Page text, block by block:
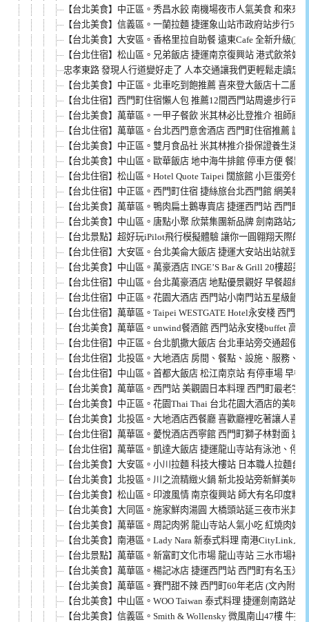
【台北美食】中正區。秀昌水餃 南機場夜市人氣美食 和來來
【台北美食】信義區。一蘭拉麵 捷運象山站市政府站步行5分
【台北美食】大安區。香格里拉自助餐 遠東Cafe 全新升級(文
【台北住宿】松山區。兄弟飯店 捷運南京復興站 港式飲茶好
忠孝東路 發現人行道變好走了 人本交通讓我們更輕鬆走讀忠
【台北美食】中正區。北車吃到飽推薦 喜來登大飯店十二廚
【台北住宿】西門町住宿懶人包 推薦12間西門站周邊步行可
【台北美食】萬華區。一甲子餐飲 米其林必比登推介 祖師廟
【台北住宿】萬華區。台北西門意舍酒店 西門町住宿推薦 誠
【台北美食】中正區。雙月食品社 米其林推介掛保證養生湯
【台北美食】中山區。歐華飯店 地中海牛排館 停車方便 餐點
【台北住宿】松山區。Hotel Quote Taipei 闊旅館 小巨蛋旁住
【台北住宿】中正區。西門町住宿 捷絲旅台北西門館 網美親
【台北美食】萬華區。鴨肉扁土鵝專賣店 捷運西門站 西門町
【台北美食】中山區。唐點小聚 欣葉集團新品牌 劍南路站大
【台北景點】超好玩iPilot飛行模擬體驗 讓你一圓翱翔天際的
【台北住宿】大安區。台北美侖大飯店 捷運大安站出站就到
【台北美食】中山區。萬豪酒店 INGE’S Bar & Grill 20樓超美
【台北住宿】中山區。台北萬豪酒店 地點優景觀好 早餐超級
【台北住宿】中正區。花園大酒店 西門站小南門站五星級飯
【台北住宿】萬華區。Taipei WESTGATE Hotel永安棧 西門
【台北美食】萬華區。unwind餐酒館 西門站永安棧buffet 高
【台北住宿】中正區。台北凱撒大飯店 台北車站旁交通超便
【台北住宿】北投區。大地酒店 房間、餐點、設施、服務、
【台北住宿】中山區。首都大飯店 松江南京站 有停車場 早餐
【台北美食】萬華區。西門站 美觀園日本料理 西門町最老字
【台北美食】中正區。花園Thai Thai 台北花園大酒店的美味
【台北美食】北投區。大地酒店西餐廳 喜歡廳裡吃著讓人喜
【台北住宿】萬華區。薆悅酒店西寧館 西門町獅子林對面 近
【台北住宿】萬華區。凱達大飯店 捷運龍山寺站有泳池、停
【台北美食】大安區。小川拉麵 科技大樓站 日本職人拉麵台
【台北美食】北投區。川之流精緻火鍋 新北投站旁新鮮美味
【台北美食】松山區。印渡風情 南京復興站 師大有名印度料
【台北美食】大同區。施家鮮肉湯圓 大橋頭站延三夜市米其
【台北美食】萬華區。周記肉粥 龍山寺站人氣小吃 紅燒肉好
【台北美食】南港區。Lady Nara 新泰式料理 南港CityLink人
【台北景點】萬華區。新富町文化市場 龍山寺站 三水市場裡
【台北美食】萬華區。楊記冰店 捷運西門站 西門町有名玉米
【台北美食】萬華區。賽門甜不辣 西門町60年老店 (文內附菜
【台北美食】中山區。WOO Taiwan 泰式料理 捷運劍南路站
【台北美食】信義區。Smith & Wollensky 微風南山47樓 牛